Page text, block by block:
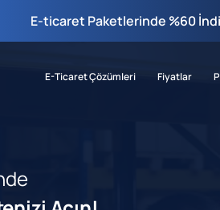
E-ticaret Paketlerinde %60
E-Ticaret Çözümleri Fiyatlar